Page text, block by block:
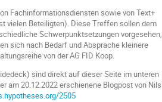
Fachinformationsdiensten sowie von Text+
vielen Beteiligten). Diese Treffen sollen dem
Schwerpunktsetzungen vorgesehen,
sich nach Bedarf und Absprache kleinere
von der AG FID Koop.
sind direkt auf dieser Seite im unteren
am 20.12.2022 erschienene Blogpost von Nils
2505